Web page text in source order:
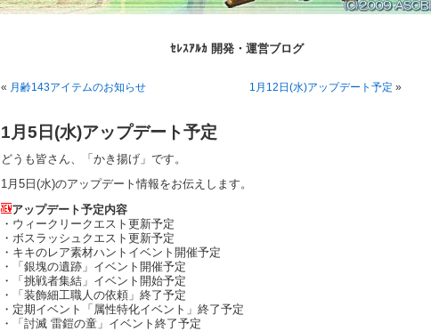
ｾﾚｽｱﾙｶ 開発・運営ブログ
« 月齢143アイテムのお知らせ 1月12日(水)アップデート予定 »
1月5日(水)アップデート予定
どうも皆さん、「かき揚げ」です。
1月5日(水)のアップデート情報をお伝えします。
アップデート予定内容
・ウィークリークエスト更新予定
・ボスラッシュクエスト更新予定
・キキのレア素材ハントイベント開催予定
・「銀塊の遺跡」イベント開催予定
・「挑戦者集結」イベント開始予定
・「装飾細工職人の依頼」終了予定
・定期イベント「属性特化イベント」終了予定
・「討滅 雷鎧の童」イベント終了予定